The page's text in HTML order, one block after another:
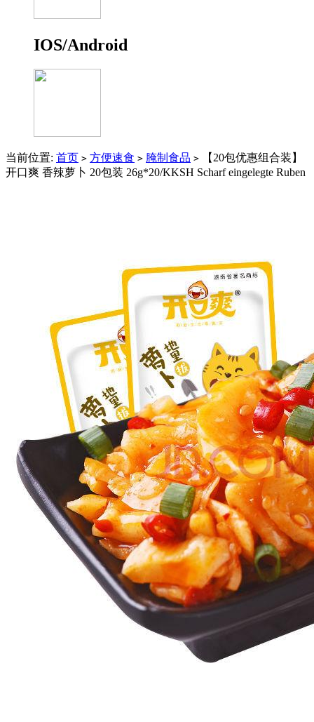
IOS/Android
当前位置: 首页 > 方便速食 > 腌制食品 > 【20包优惠组合装】
开口爽 香辣萝卜 20包装 26g*20/KKSH Scharf eingelegte Ruben